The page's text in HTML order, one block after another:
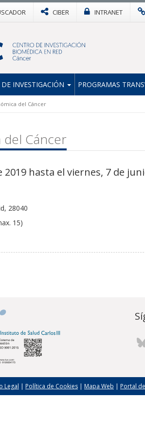
CIBER INTRANET
INVESTIGACIÓN PROGRAMAS
del Cáncer
del Cáncer
hasta el viernes, 7 de
28040
15)
Legal | Política de Cookies | Mapa Web | Portal